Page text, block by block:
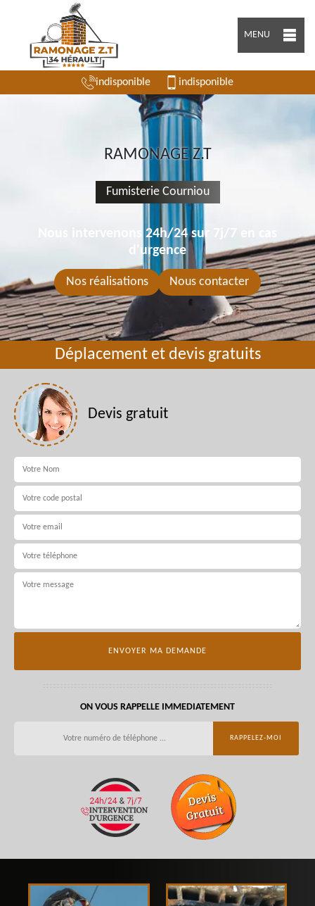
MENU
indisponible indisponible
RAMONAGE Z.T
Fumisterie Courniou
Nous intervenons 24h/24 sur 7j/7 en cas
d'urgence
Nos réalisations Nous contacter
Déplacement et devis gratuits
Devis gratuit
ON VOUS RAPPELLE IMMEDIATEMENT